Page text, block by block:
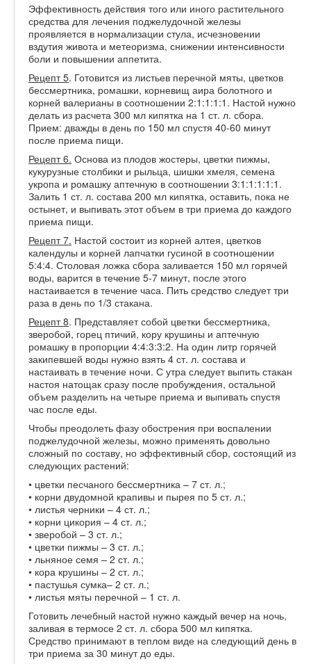
Эффективность действия того или иного растительного
средства для лечения поджелудочной железы
проявляется в нормализации стула, исчезновении
вздутия живота и метеоризма, снижении интенсивности
боли и повышении аппетита.
Рецепт 5. Готовится из листьев перечной мяты, цветков
бессмертника, ромашки, корневищ аира болотного и
корней валерианы в соотношении 2:1:1:1:1. Настой нужно
делать из расчета 300 мл кипятка на 1 ст. л. сбора.
Прием: дважды в день по 150 мл спустя 40-60 минут
после приема пищи.
Рецепт 6. Основа из плодов жостеры, цветки пижмы,
кукурузные столбики и рыльца, шишки хмеля, семена
укропа и ромашку аптечную в соотношении 3:1:1:1:1:1.
Залить 1 ст. л. состава 200 мл кипятка, оставить, пока не
остынет, и выпивать этот объем в три приема до каждого
приема пищи.
Рецепт 7. Настой состоит из корней алтея, цветков
календулы и корней лапчатки гусиной в соотношении
5:4:4. Столовая ложка сбора заливается 150 мл горячей
воды, варится в течение 5-7 минут, после этого
настаивается в течение часа. Пить средство следует три
раза в день по 1/3 стакана.
Рецепт 8. Представляет собой цветки бессмертника,
зверобой, горец птичий, кору крушины и аптечную
ромашку в пропорции 4:4:3:3:2. На один литр горячей
закипевшей воды нужно взять 4 ст. л. состава и
настаивать в течение ночи. С утра следует выпить стакан
настоя натощак сразу после пробуждения, остальной
объем разделить на четыре приема и выпивать спустя
час после еды.
Чтобы преодолеть фазу обострения при воспалении
поджелудочной железы, можно применять довольно
сложный по составу, но эффективный сбор, состоящий из
следующих растений:
• цветки песчаного бессмертника – 7 ст. л.;
• корни двудомной крапивы и пырея по 5 ст. л.;
• листья черники – 4 ст. л.;
• корни цикория – 4 ст. л.;
• зверобой – 3 ст. л.;
• цветки пижмы – 3 ст. л.;
• льняное семя – 2 ст. л.;
• кора крушины – 2 ст. л.;
• пастушья сумка– 2 ст. л.;
• листья мяты перечной – 1 ст. л.
Готовить лечебный настой нужно каждый вечер на ночь,
заливая в термосе 2 ст. л. сбора 500 мл кипятка.
Средство принимают в теплом виде на следующий день в
три приема за 30 минут до еды.